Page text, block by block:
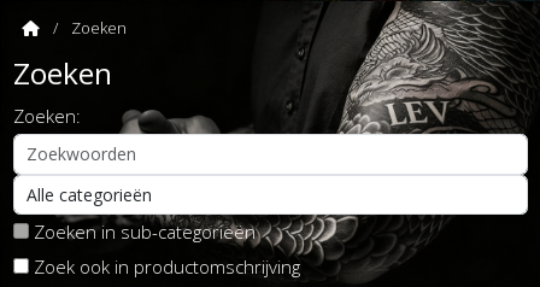
Zoeken
Zoeken
Zoeken:
Zoeken in sub-categorieën
Zoek ook in productomschrijving